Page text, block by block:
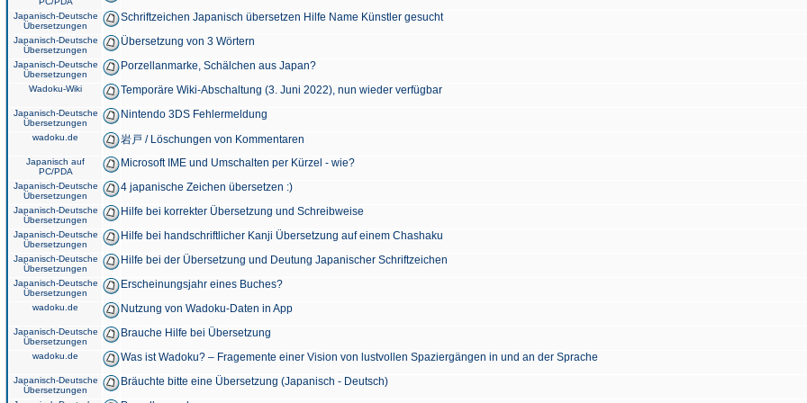
Japanisch-Deutsche
Übersetzungen
Schriftzeichen Japanisch übersetzen Hilfe Name Künstler gesucht
Japanisch-Deutsche
Übersetzungen
Übersetzung von 3 Wörtern
Japanisch-Deutsche
Übersetzungen
Porzellanmarke, Schälchen aus Japan?
Wadoku-Wiki Temporäre Wiki-Abschaltung (3. Juni 2022), nun wieder verfügbar
Japanisch-Deutsche
Übersetzungen
Nintendo 3DS Fehlermeldung
wadoku.de 岩戸 / Löschungen von Kommentaren
Japanisch auf
PC/PDA
Microsoft IME und Umschalten per Kürzel - wie?
Japanisch-Deutsche
Übersetzungen
4 japanische Zeichen übersetzen :)
Japanisch-Deutsche
Übersetzungen
Hilfe bei korrekter Übersetzung und Schreibweise
Japanisch-Deutsche
Übersetzungen
Hilfe bei handschriftlicher Kanji Übersetzung auf einem Chashaku
Japanisch-Deutsche
Übersetzungen
Hilfe bei der Übersetzung und Deutung Japanischer Schriftzeichen
Japanisch-Deutsche
Übersetzungen
Erscheinungsjahr eines Buches?
wadoku.de Nutzung von Wadoku-Daten in App
Japanisch-Deutsche
Übersetzungen
Brauche Hilfe bei Übersetzung
wadoku.de Was ist Wadoku? – Fragemente einer Vision von lustvollen Spaziergängen in und an der Sprache
Japanisch-Deutsche
Übersetzungen
Bräuchte bitte eine Übersetzung (Japanisch - Deutsch)